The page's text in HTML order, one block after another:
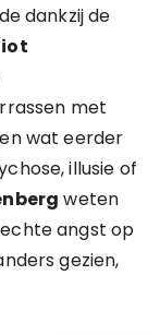
dankzij de
met
wat eerder
illusie of
weten
angst op
gezien,